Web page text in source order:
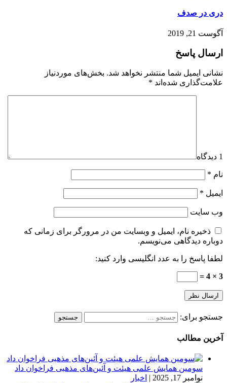
دری در صدف
آگوست 21, 2019
ارسال پاسخ
نشانی ایمیل شما منتشر نخواهد شد. بخش‌های موردنیاز
علامت‌گذاری شده‌اند *
1 دیدگاه
نام *
ایمیل *
وب‌ سایت
ذخیره نام، ایمیل و وبسایت من در مرورگر برای زمانی که
دوباره دیدگاهی می‌نویسم.
لطفا پاسخ را به عدد انگلیسی وارد کنید:
3 × 4 =
جستجو برای:
آخرین مطالب
سومین همایش علمی هیئت و آئین‌های مذهبی فراخوان داد
نوامبر 17, 2025
| اخبار